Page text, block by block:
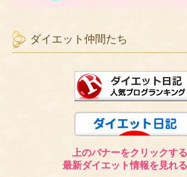
ダイエット仲間たち
上のバナーをクリックす
最新ダイエット情報を見れる